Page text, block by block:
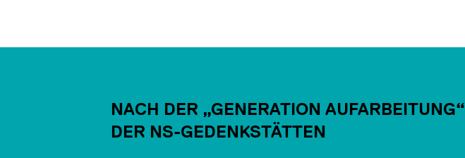
NACH DER „GENERATION
DER NS-GEDENKSTÄTTEN